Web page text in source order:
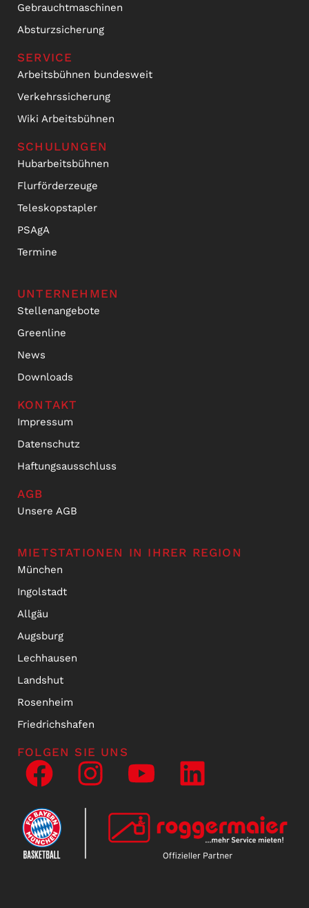
Gebrauchtmaschinen
Absturzsicherung
SERVICE
Arbeitsbühnen bundesweit
Verkehrssicherung
Wiki Arbeitsbühnen
SCHULUNGEN
Hubarbeitsbühnen
Flurförderzeuge
Teleskopstapler
PSAgA
Termine
UNTERNEHMEN
Stellenangebote
Greenline
News
Downloads
KONTAKT
Impressum
Datenschutz
Haftungsausschluss
AGB
Unsere AGB
MIETSTATIONEN IN IHRER REGION
München
Ingolstadt
Allgäu
Augsburg
Lechhausen
Landshut
Rosenheim
Friedrichshafen
FOLGEN SIE UNS